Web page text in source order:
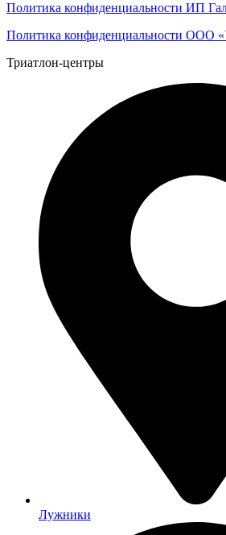
Политика конфиденциальности ИП
Политика конфиденциальности ООО
Триатлон-центры
Лужники